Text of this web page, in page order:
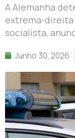
A Alemanha
extrema-direita
socialista,
Junho 30, 2026